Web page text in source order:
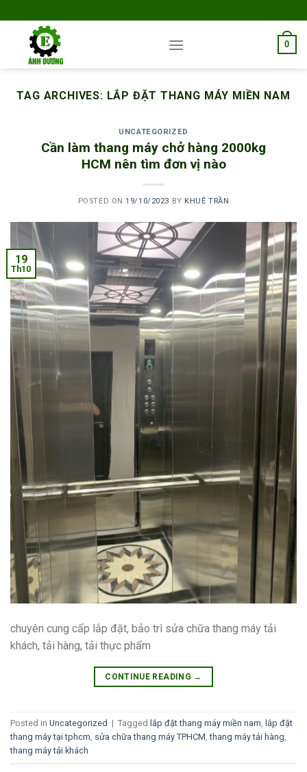
to
content
0
TAG ARCHIVES: LẮP ĐẶT THANG MÁY MIỀN NAM
UNCATEGORIZED
Cần làm thang máy chở hàng 2000kg
HCM nên tìm đơn vị nào
POSTED ON19/10/2023 BY KHUÊ TRẦN
19
Th10
chuyên cung cấp lắp đặt, bảo trì sửa chữa thang máy tải
khách, tải hàng, tải thực phẩm
CONTINUE READING →
Posted in Uncategorized | Tagged lắp đặt thang máy miền nam, lắp đặt
thang máy tại tphcm, sửa chữa thang máy TPHCM,thang máy tải hàng,
thang máy tải khách